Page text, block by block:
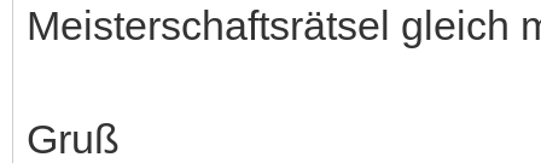
Meisterschaftsrätsel gleich
Gruß